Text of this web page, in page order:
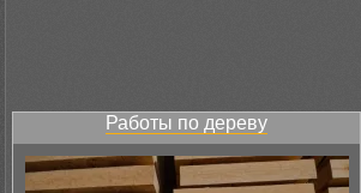
Работы по дереву